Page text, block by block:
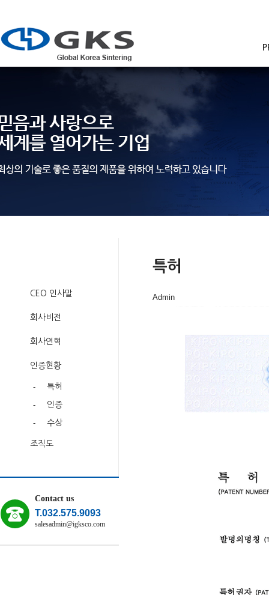
CEO 인사말
회사비전
회사연혁
인증현황
- 특허
- 인증
- 수상
조직도
Contact us
T.032.575.9093
salesadmin@igksco.com
특허
Admin